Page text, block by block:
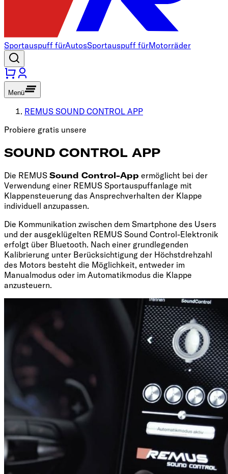
Sportauspuff fürAutosSportauspuff fürMotorräder
Menü
REMUS SOUND CONTROL APP
Probiere gratis unsere
SOUND CONTROL APP
Die REMUS Sound Control-App ermöglicht bei der
Verwendung einer REMUS Sportauspuffanlage mit
Klappensteuerung das Ansprechverhalten der Klappe
individuell anzupassen.
Die Kommunikation zwischen dem Smartphone des Users
und der ausgeklügelten REMUS Sound Control-Elektronik
erfolgt über Bluetooth. Nach einer grundlegenden
Kalibrierung unter Berücksichtigung der Höchstdrehzahl
des Motors besteht die Möglichkeit, entweder im
Manualmodus oder im Automatikmodus die Klappe
anzusteuern.